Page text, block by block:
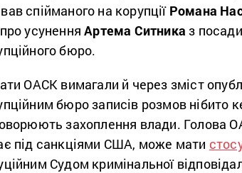
спійманого на корупції Романа
усуненняАртема Ситника з
бюро.
ОАСК вимагали й через зміст
бюро записів розмов нібито
захоплення влади. Голова
під санкціями США, може мати
Судом кримінальної